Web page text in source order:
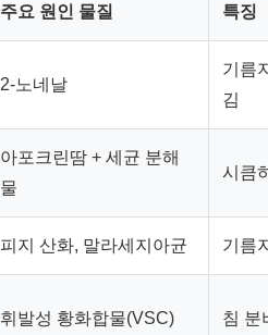
주요 원인 물질 특징
2-노네날
기름
김
아포크린땀 + 세균 분해
물
시큼
피지 산화, 말라세지아균 기름
휘발성 황화합물(VSC) 침 분